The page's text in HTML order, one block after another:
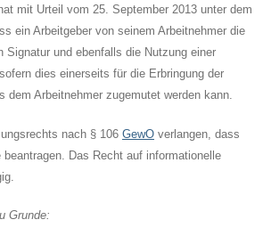
mit Urteil vom 25. September 2013 unter dem
ein Arbeitgeber von seinem Arbeitnehmer die
Signatur und ebenfalls die Nutzung einer
dies einerseits für die Erbringung der
Arbeitnehmer zugemutet werden kann.
nach § 106 GewO verlangen, dass
Das Recht auf informationelle
Grunde: